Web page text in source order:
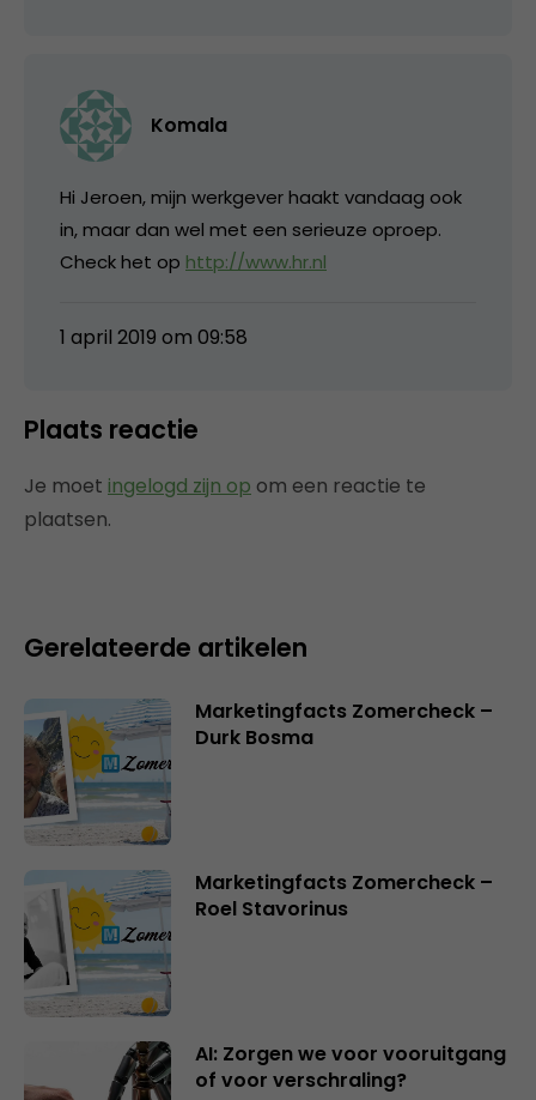
Komala
Hi Jeroen, mijn werkgever haakt vandaag ook
in, maar dan wel met een serieuze oproep.
Check het op http://www.hr.nl
1 april 2019 om 09:58
Plaats reactie
Je moet ingelogd zijn op om een reactie te
plaatsen.
Gerelateerde artikelen
Marketingfacts Zomercheck –
Durk Bosma
Marketingfacts Zomercheck –
Roel Stavorinus
AI: Zorgen we voor vooruitgang
of voor verschraling?